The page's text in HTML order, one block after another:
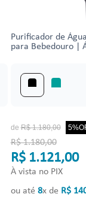
Purificador de
para Bebedouro |
deR$ 1.180,00 5%
R$ 1.180,00
R$ 1.121,00
À vista no PIX
ou até 8x de R$